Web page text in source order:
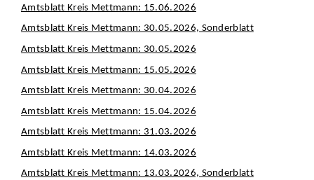
Amtsblatt Kreis Mettmann: 15.06.2026
Amtsblatt Kreis Mettmann: 30.05.2026, Sonderblatt
Amtsblatt Kreis Mettmann: 30.05.2026
Amtsblatt Kreis Mettmann: 15.05.2026
Amtsblatt Kreis Mettmann: 30.04.2026
Amtsblatt Kreis Mettmann: 15.04.2026
Amtsblatt Kreis Mettmann: 31.03.2026
Amtsblatt Kreis Mettmann: 14.03.2026
Amtsblatt Kreis Mettmann: 13.03.2026, Sonderblatt